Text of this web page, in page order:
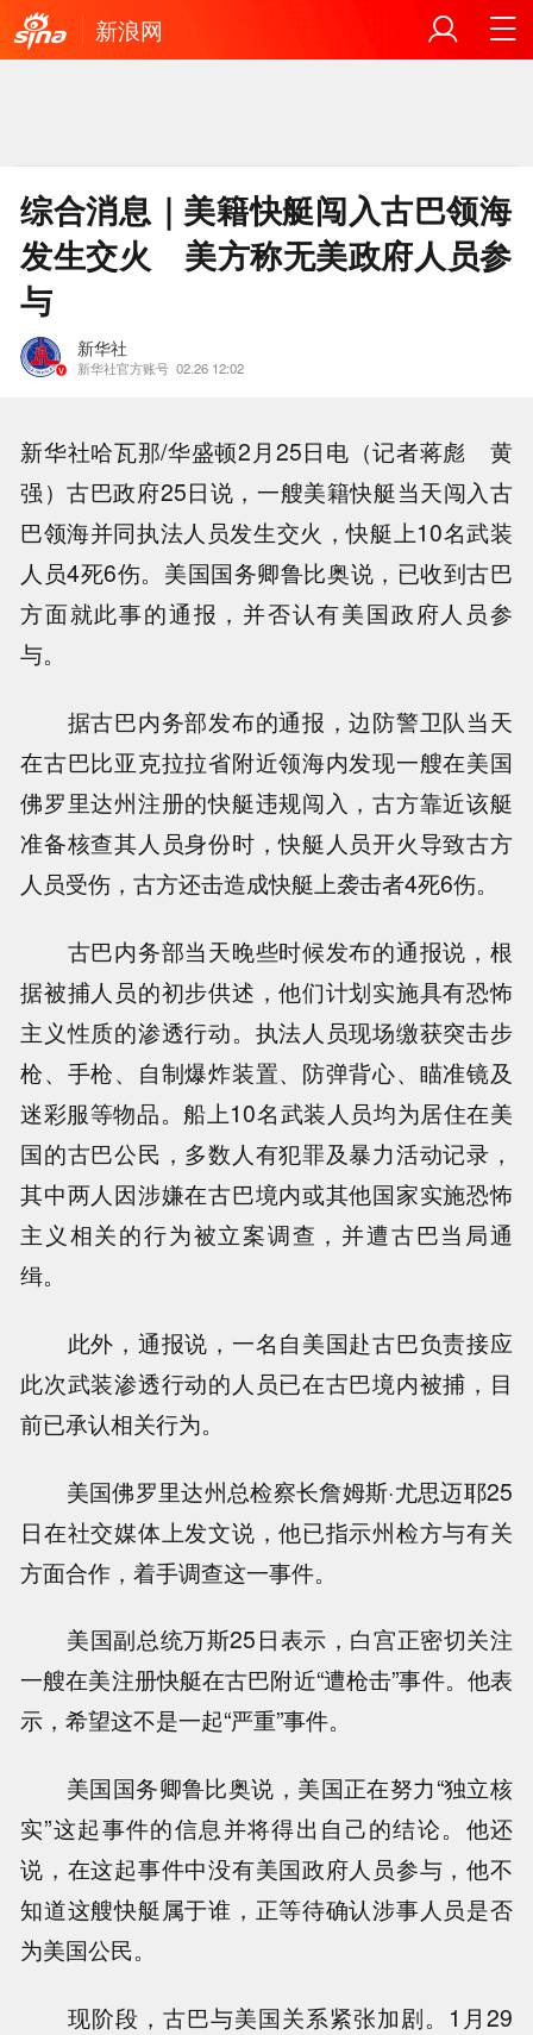
新浪网
综合消息｜美籍快艇闯入古巴领海
发生交火 美方称无美政府人员参
与
新华社
新华社官方账号 02.26 12:02
新华社哈瓦那/华盛顿2月25日电（记者蒋彪 黄
强）古巴政府25日说，一艘美籍快艇当天闯入古
巴领海并同执法人员发生交火，快艇上10名武装
人员4死6伤。美国国务卿鲁比奥说，已收到古巴
方面就此事的通报，并否认有美国政府人员参
与。
据古巴内务部发布的通报，边防警卫队当天
在古巴比亚克拉拉省附近领海内发现一艘在美国
佛罗里达州注册的快艇违规闯入，古方靠近该艇
准备核查其人员身份时，快艇人员开火导致古方
人员受伤，古方还击造成快艇上袭击者4死6伤。
古巴内务部当天晚些时候发布的通报说，根
据被捕人员的初步供述，他们计划实施具有恐怖
主义性质的渗透行动。执法人员现场缴获突击步
枪、手枪、自制爆炸装置、防弹背心、瞄准镜及
迷彩服等物品。船上10名武装人员均为居住在美
国的古巴公民，多数人有犯罪及暴力活动记录，
其中两人因涉嫌在古巴境内或其他国家实施恐怖
主义相关的行为被立案调查，并遭古巴当局通
缉。
此外，通报说，一名自美国赴古巴负责接应
此次武装渗透行动的人员已在古巴境内被捕，目
前已承认相关行为。
美国佛罗里达州总检察长詹姆斯·尤思迈耶25
日在社交媒体上发文说，他已指示州检方与有关
方面合作，着手调查这一事件。
美国副总统万斯25日表示，白宫正密切关注
一艘在美注册快艇在古巴附近“遭枪击”事件。他表
示，希望这不是一起“严重”事件。
美国国务卿鲁比奥说，美国正在努力“独立核
实”这起事件的信息并将得出自己的结论。他还
说，在这起事件中没有美国政府人员参与，他不
知道这艘快艇属于谁，正等待确认涉事人员是否
为美国公民。
现阶段，古巴与美国关系紧张加剧。1月29